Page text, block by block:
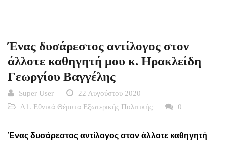
Ένας δυσάρεστος αντίλογος στον
άλλοτε καθηγητή μου κ. Ηρακλείδη
Γεωργίου Βαγγέλης
Super User
22 Αυγούστου 2020
Δ1. Εθνικά Θέματα Εξωτερικής Πολιτικής
0
Ένας δυσάρεστος αντίλογος στον άλλοτε καθηγητή